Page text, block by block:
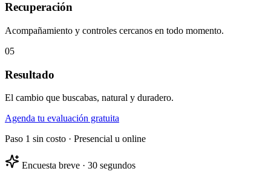
Recuperación
Acompañamiento y controles cercanos en todo momento.
05
Resultado
El cambio que buscabas, natural y duradero.
Agenda tu evaluación gratuita
Paso 1 sin costo · Presencial u online
Encuesta breve · 30 segundos